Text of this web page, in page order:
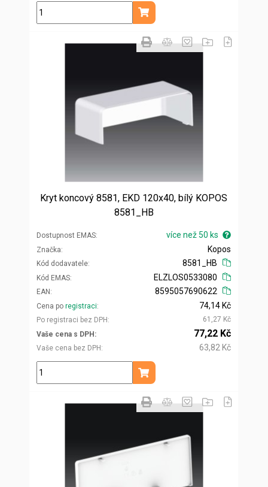
ks
Přidat do košíku
Kryt koncový 8581, EKD 120x40, bílý KOPOS
8581_HB
Dostupnost EMAS více než 50 ks
Značka
Kód dodavatele
Kopos
8581_HB
Kód EMAS
EAN
ELZLOS0533080
8595057690622
Cena po registraci
Po registraci bez DPH
74,14 Kč
61,27 Kč
Vaše cena s DPH
Vaše cena bez DPH
77,22 Kč
63,82 Kč
ks
Přidat do košíku